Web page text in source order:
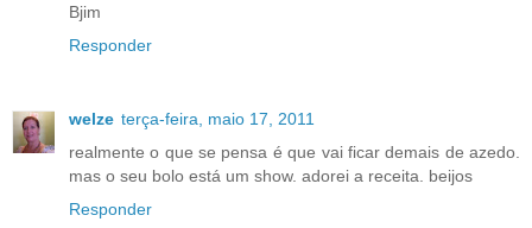
Bjim
Responder
welze terça-feira, maio 17, 2011
realmente o que se pensa é que vai ficar demais de azedo.
mas o seu bolo está um show. adorei a receita. beijos
Responder